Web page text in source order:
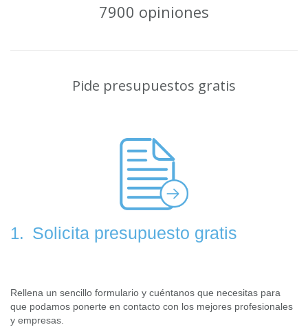
7900 opiniones
Pide presupuestos gratis
1. Solicita presupuesto gratis
Rellena un sencillo formulario y cuéntanos que necesitas para
que podamos ponerte en contacto con los mejores profesionales
y empresas.